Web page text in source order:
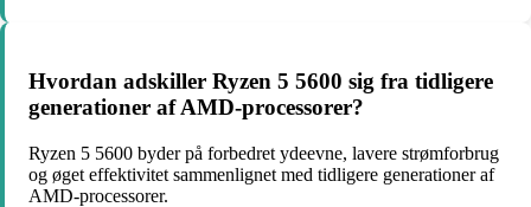
Hvordan adskiller Ryzen 5 5600 sig fra tidligere
generationer af AMD-processorer?
Ryzen 5 5600 byder på forbedret ydeevne, lavere strømforbrug
og øget effektivitet sammenlignet med tidligere generationer af
AMD-processorer.